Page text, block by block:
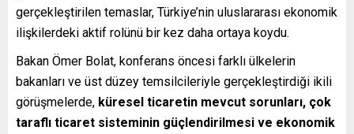
gerçekleştirilen temaslar, Türkiye’nin uluslararası ekonomik
ilişkilerdeki aktif rolünü bir kez daha ortaya koydu.
Bakan Ömer Bolat, konferans öncesi farklı ülkelerin
bakanları ve üst düzey temsilcileriyle gerçekleştirdiği ikili
görüşmelerde, küresel ticaretin mevcut sorunları, çok
taraflı ticaret sisteminin güçlendirilmesi ve ekonomik